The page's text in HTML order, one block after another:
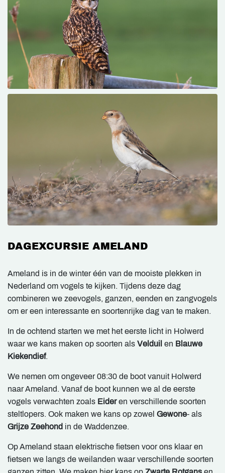
DAGEXCURSIE AMELAND
Ameland is in de winter één van de mooiste plekken in
Nederland om vogels te kijken. Tijdens deze dag
combineren we zeevogels, ganzen, eenden en zangvogels
om er een interessante en soortenrijke dag van te maken.
In de ochtend starten we met het eerste licht in Holwerd
waar we kans maken op soorten als Velduil en Blauwe
Kiekendief.
We nemen om ongeveer 08:30 de boot vanuit Holwerd
naar Ameland. Vanaf de boot kunnen we al de eerste
vogels verwachten zoals Eideren verschillende soorten
steltlopers. Ook maken we kans op zowel Gewone- als
Grijze Zeehond in de Waddenzee.
Op Ameland staan elektrische fietsen voor ons klaar en
fietsen we langs de weilanden waar verschillende soorten